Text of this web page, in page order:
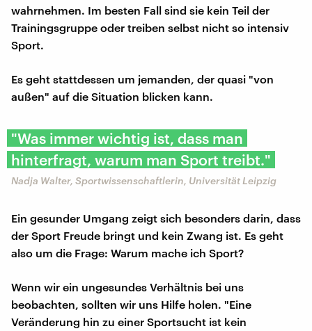
wahrnehmen. Im besten Fall sind sie kein Teil der
Trainingsgruppe oder treiben selbst nicht so intensiv
Sport.
Es geht stattdessen um jemanden, der quasi "von
außen" auf die Situation blicken kann.
"Was immer wichtig ist, dass man
hinterfragt, warum man Sport treibt."
Nadja Walter, Sportwissenschaftlerin, Universität Leipzig
Ein gesunder Umgang zeigt sich besonders darin, dass
der Sport Freude bringt und kein Zwang ist. Es geht
also um die Frage: Warum mache ich Sport?
Wenn wir ein ungesundes Verhältnis bei uns
beobachten, sollten wir uns Hilfe holen. "Eine
Veränderung hin zu einer Sportsucht ist kein